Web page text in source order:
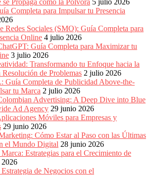
se Propaga como la Pólvora 5 julio 2026
Completa para Impulsar tu Presencia
Redes Sociales (SMO): Guía Completa para
Online 4 julio 2026
Guía Completa para Maximizar tu
3 julio 2026
Transformando tu Enfoque hacia la
de Problemas 2 julio 2026
Guía Completa de Publicidad Above-the-
tu Marca 2 julio 2026
Advertising: A Deep Dive into Blue
Ad Agency 29 junio 2026
Móviles para Empresas y
29 junio 2026
Cómo Estar al Paso con las Últimas
el Mundo Digital 28 junio 2026
Estrategias para el Crecimiento de
de Negocios con el